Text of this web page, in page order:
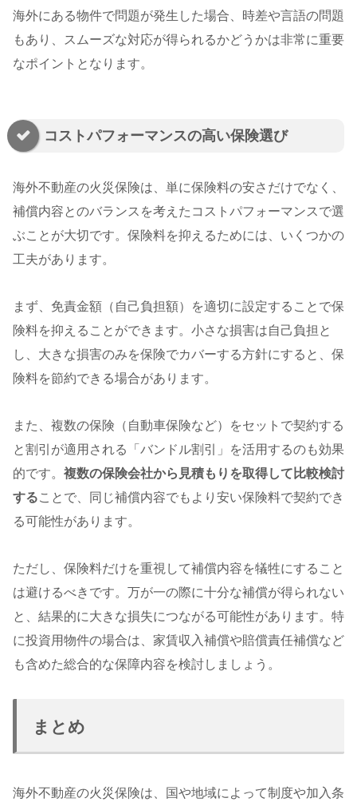
海外にある物件で問題が発生した場合、時差や言語の問題
もあり、スムーズな対応が得られるかどうかは非常に重要
なポイントとなります。
コストパフォーマンスの高い保険選び
海外不動産の火災保険は、単に保険料の安さだけでなく、
補償内容とのバランスを考えたコストパフォーマンスで選
ぶことが大切です。保険料を抑えるためには、いくつかの
工夫があります。
まず、免責金額（自己負担額）を適切に設定することで保
険料を抑えることができます。小さな損害は自己負担と
し、大きな損害のみを保険でカバーする方針にすると、保
険料を節約できる場合があります。
また、複数の保険（自動車保険など）をセットで契約する
と割引が適用される「バンドル割引」を活用するのも効果
的です。 複数の保険会社から見積もりを取得して比較検討
することで、同じ補償内容でもより安い保険料で契約でき
る可能性があります。
ただし、保険料だけを重視して補償内容を犠牲にすること
は避けるべきです。万が一の際に十分な補償が得られない
と、結果的に大きな損失につながる可能性があります。特
に投資用物件の場合は、家賃収入補償や賠償責任補償など
も含めた総合的な保障内容を検討しましょう。
まとめ
海外不動産の火災保険は、国や地域によって制度や加入条